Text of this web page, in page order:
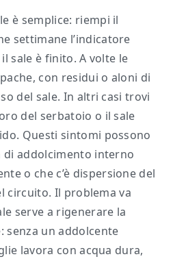
è semplice: riempi il
settimane l’indicatore
sale è finito. A volte le
con residui o aloni di
del sale. In altri casi trovi
del serbatoio o il sale
Questi sintomi possono
di addolcimento interno
o che c’è dispersione del
circuito. Il problema va
serve a rigenerare la
senza un addolcente
lavora con acqua dura,